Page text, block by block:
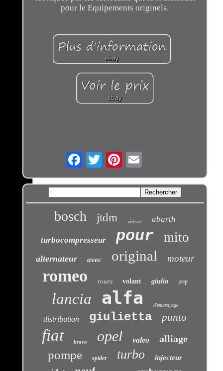
pour le Equipements originels.
Email
bosch jtdm vitesse abarth
turbocompresseur pour mito
alternateur avec original moteur
romeo roues volant giulia jeep
lancia alfa d'embrayage
distribution giulietta punto
fiat bravo opel valeo alliage
pompe spider turbo injecteur